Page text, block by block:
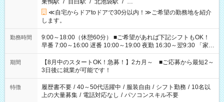
巣鴨駅 / 目白駅 / 北池袋駅 / …
≪自宅からドアtoドアで30分以内！≫ご希望の勤務地を紹介
します。
勤務時間
9:00～18:00（休憩60分） ■ご希望があれば下記シフトもOK！
早番 7:00～16:00 遅番 10:00～19:00 夜勤 16:30～翌9:30 「家族
と休みを合わせたい」 「余裕を持って夕飯の準備がしたい」
「できれば残業はしたくない」 など、ご希望を教えてください
ね。 ※Wワーク希望の方へ 今ご覧のお仕事で希望する勤務時間
と、もう1つのお仕事の勤務時間。 合計で週40時間を超える場
合は応募できません。
期間
【8月中のスタートOK！急募！】2カ月～ ■ご応募から最短2～
3日後に就業が可能です！
特徴 履歴書不要 / 40～50代活躍中 / 服装自由 / シフト勤務 / 10名以
上の大量募集 / 電話対応なし / パソコンスキル不要